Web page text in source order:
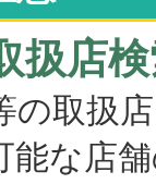
扱店
取扱
能な店